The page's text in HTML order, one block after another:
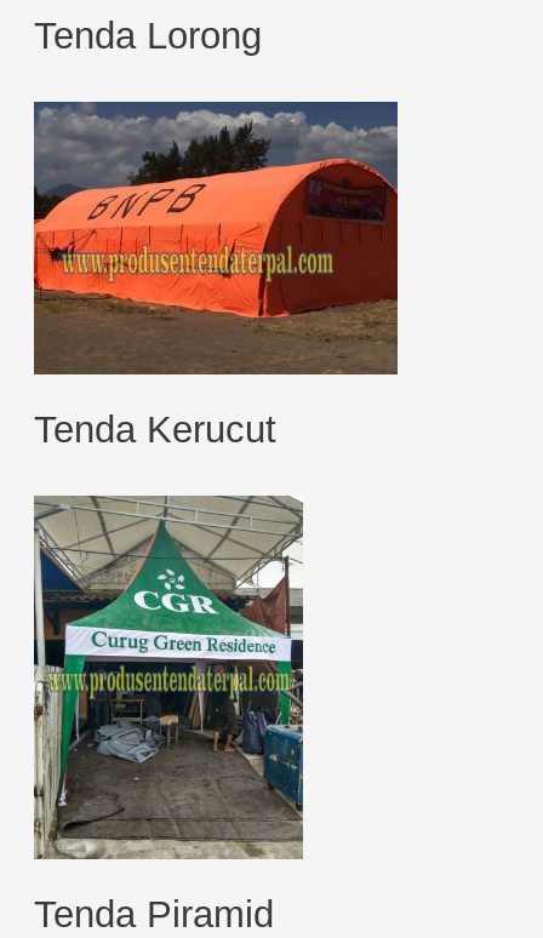
Tenda Lorong
Tenda Kerucut
Tenda Piramid